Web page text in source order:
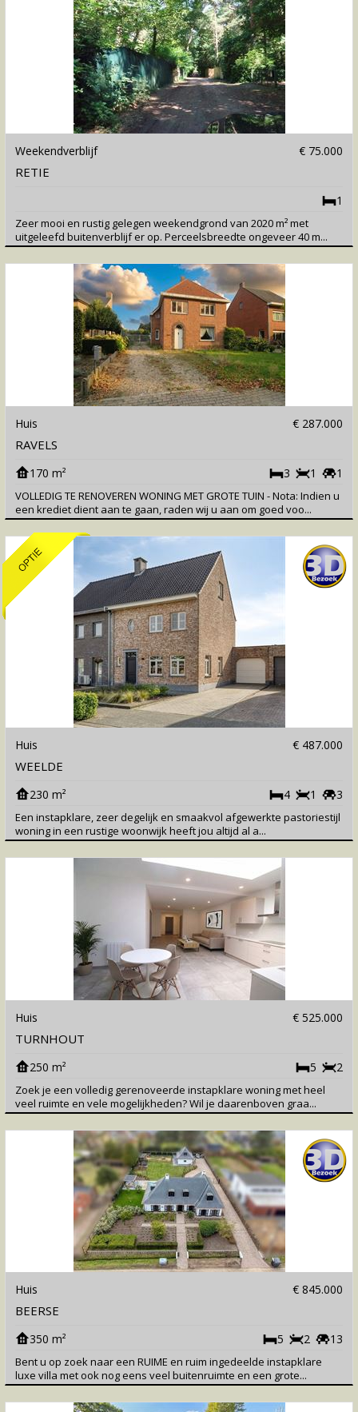
Weekendverblijf € 75.000
RETIE
1
Zeer mooi en rustig gelegen weekendgrond van 2020 m² met
uitgeleefd buitenverblijf er op. Perceelsbreedte ongeveer 40 m...
Huis € 287.000
RAVELS
170 m² 1
1
3
VOLLEDIG TE RENOVEREN WONING MET GROTE TUIN - Nota: Indien u
een krediet dient aan te gaan, raden wij u aan om goed voo...
Huis € 487.000
WEELDE
230 m² 3
1
4
Een instapklare, zeer degelijk en smaakvol afgewerkte pastoriestijl
woning in een rustige woonwijk heeft jou altijd al a...
Huis € 525.000
TURNHOUT
250 m² 2
5
Zoek je een volledig gerenoveerde instapklare woning met heel
veel ruimte en vele mogelijkheden? Wil je daarenboven graa...
Huis € 845.000
BEERSE
350 m² 13
2
5
Bent u op zoek naar een RUIME en ruim ingedeelde instapklare
luxe villa met ook nog eens veel buitenruimte en een grote...